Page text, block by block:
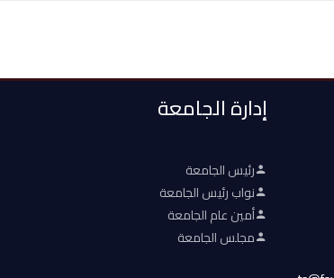
إدارة الجامعة
رئيس الجامعة
نواب رئيس الجامعة
أمين عام الجامعة
مجلس الجامعة